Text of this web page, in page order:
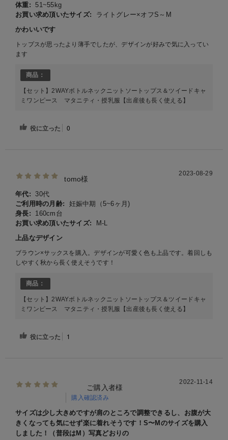
体重: 51~55kg
お買い求め頂いたサイズ:
ライトグレー×オフS～M
かわいいです
トップスが思ったより薄手でしたが、デザインが好みで気に入ってい
ます
商品：
【セット】2WAYボトルネックニットソートップス＆ツイードキャ
ミワンピース マタニティ・授乳服【出産後も長く使える】
役に立った 0
tomo様
2023-08-29
年代:
30代
ご利用時の月齢:
妊娠中期（5~6ヶ月)
身長:
160cm台
お買い求め頂いたサイズ:
M-L
上品なデザイン
ブラウン×サックスを購入。デザインが可愛く色も上品です。着回しも
しやすく秋から長く使えそうです！
商品：
【セット】2WAYボトルネックニットソートップス＆ツイードキャ
ミワンピース マタニティ・授乳服【出産後も長く使える】
役に立った 1
ご購入者様
購入確認済み
2022-11-14
サイズは少し大きめですが肩のところで調整できるし、お腹が大
きくなっても気にせず楽に着れそうです！S〜Mのサイズを購入
しました！（普段はM）写真どおりの